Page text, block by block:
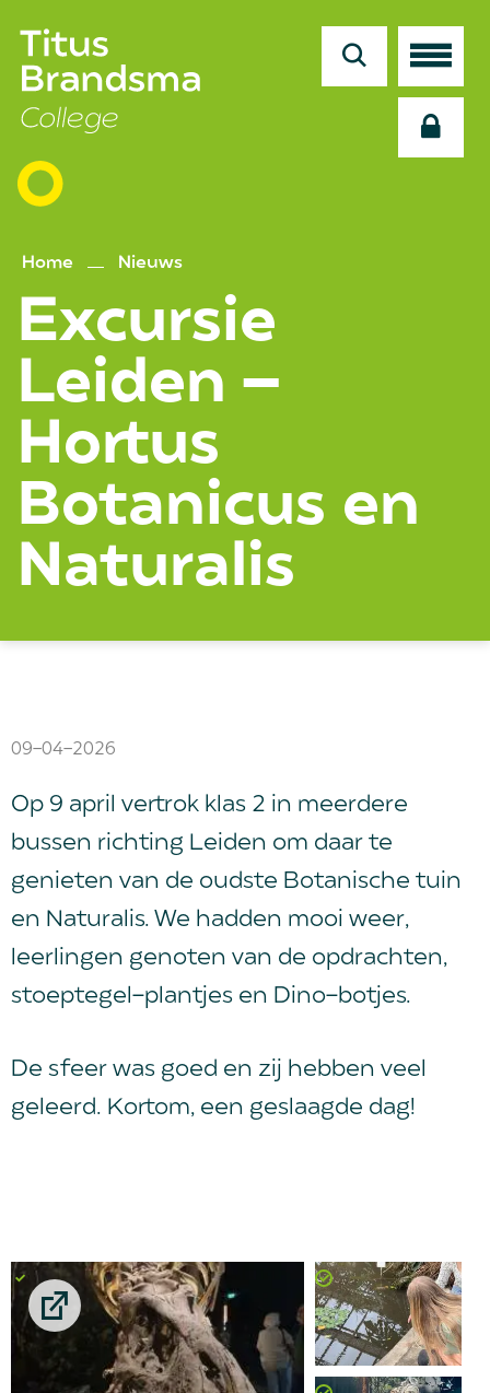
naar
inhoud
gaan
Home Nieuws
Excursie
Leiden –
Hortus
Botanicus en
Naturalis
09-04-2026
Op 9 april vertrok klas 2 in meerdere
bussen richting Leiden om daar te
genieten van de oudste Botanische tuin
en Naturalis. We hadden mooi weer,
leerlingen genoten van de opdrachten,
stoeptegel-plantjes en Dino-botjes.
De sfeer was goed en zij hebben veel
geleerd. Kortom, een geslaagde dag!